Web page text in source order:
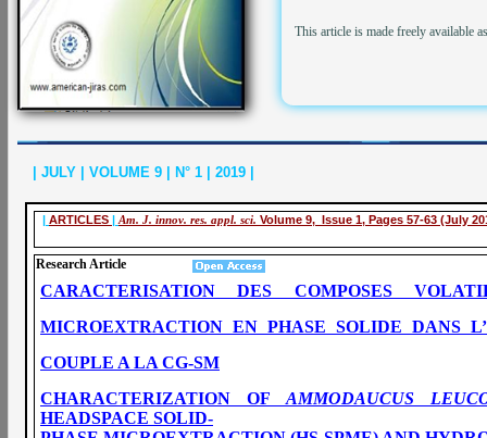
| ARTICLES | Am. J. innov. res. appl. sci. Volume 9, Issue 1, Pages 57-63 (July
Research Article
| JULY | VOLUME 9 | N° 1 | 2019 |
This article is made freely available
CARACTERISATION DES COMPOSES
MICROEXTRACTION EN PHASE SOLIDE DANS
COUPLE A LA CG-SM
CHARACTERIZATION OF AMMODAUCUS
HEADSPACE SOLID-